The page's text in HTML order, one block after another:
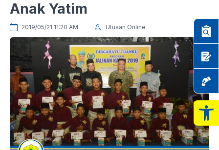
Anak Yatim
2019/05/21 11:20 AM Utusan Online